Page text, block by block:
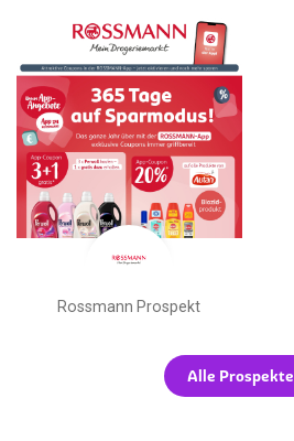
Rossmann Prospekt
Alle Prospekte